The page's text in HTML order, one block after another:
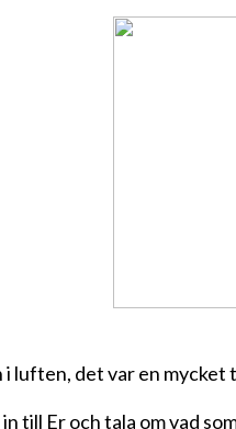
luften, det var en
till Er och tala om vad